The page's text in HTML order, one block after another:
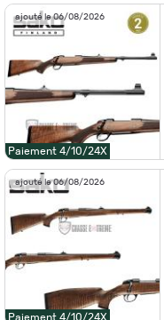
ajouté le 06/08/2026
Paiement 4/10/24X
ajouté le 06/08/2026
Paiement 4/10/24X